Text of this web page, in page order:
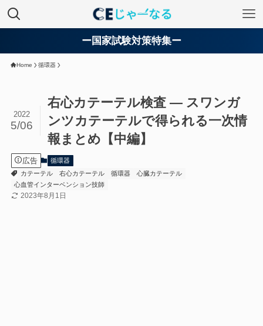
ー国家試験対策特集ー
Home 循環器
右心カテーテル検査 ― スワンガ
ンツカテーテルで得られる一次情
報まとめ【中編】
2022
5/06
広告
循環器
カテーテル
右心カテーテル 循環器
心臓カテーテル
心血管インターベンション技師
2023年8月1日